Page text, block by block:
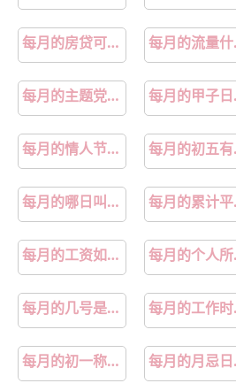
每月的房贷可以延后几天 每
每月的主题党日活动主题有哪些 每
每月的情人节是几月几号 每
每月的哪日叫破群日 每月
每月的工资如何理财 每
每月的几号是社保扣款日 每
每月的初一称为望日 每